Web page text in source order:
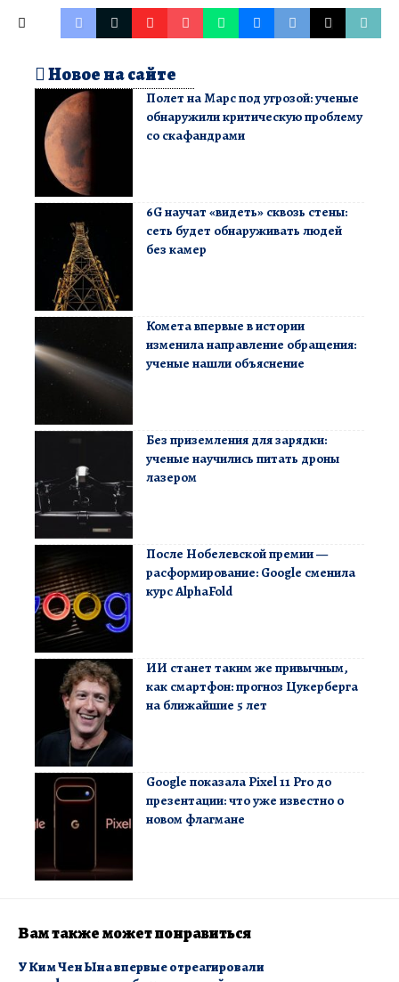
Новое на сайте
Полет на Марс под угрозой: ученые
обнаружили критическую проблему
со скафандрами
6G научат «видеть» сквозь стены:
сеть будет обнаруживать людей
без камер
Комета впервые в истории
изменила направление обращения:
ученые нашли объяснение
Без приземления для зарядки:
ученые научились питать дроны
лазером
После Нобелевской премии —
расформирование: Google сменила
курс AlphaFold
ИИ станет таким же привычным,
как смартфон: прогноз Цукерберга
на ближайшие 5 лет
Google показала Pixel 11 Pro до
презентации: что уже известно о
новом флагмане
Вам также может понравиться
У Ким Чен Ына впервые отреагировали